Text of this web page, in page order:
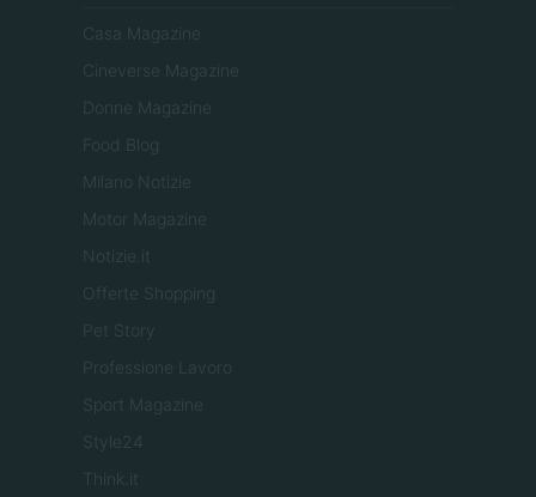
Casa Magazine
Cineverse Magazine
Donne Magazine
Food Blog
Milano Notizie
Motor Magazine
Notizie.it
Offerte Shopping
Pet Story
Professione Lavoro
Sport Magazine
Style24
Think.it